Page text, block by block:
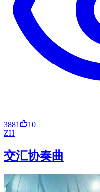
3881
10
ZH
交汇协奏曲